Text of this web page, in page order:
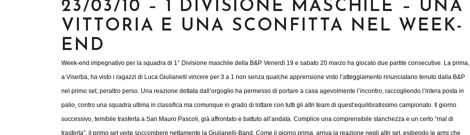
23/03/10 – 1 DIVISIONE MASCHILE – UNA
VITTORIA E UNA SCONFITTA NEL WEEK-
END
Week-end impegnativo per la squadra di 1° Divisione maschile della B&P. Venerdì 19 e sabato 20 marzo ha giocato due partite consecutive. La prima,
a Viserba, ha visto i ragazzi di Luca Giulianelli vincere per 3 a 1 non senza qualche apprensione visto l’atteggiamento rinunciatario tenuto dalla B&P
nel primo set, peraltro perso. Una reazione dettata dall’orgoglio ha permesso di portare a casa agevolmente l’incontro, raccogliendo l’intera posta in
palio, contro una squadra ultima in classifica ma comunque in grado di lottare con tutti gli altri team di quest’equilibratissimo campionato.
Il giorno
successivo, temibile trasferta a San Mauro Pascoli, già affrontato e battuto all’andata. Complice una comprensibile stanchezza e un certo “mal di
trasferta”, il primo set vede soccombere nettamente la Giulianelli-Band. Come il giorno prima, arriva la reazione negli altri set, esibendo le armi che